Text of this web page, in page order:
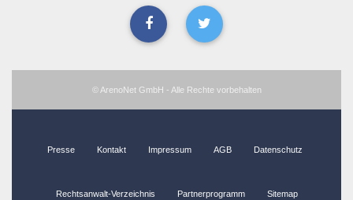
© ArenoNet GmbH - Alle Rechte vorbehalten
Presse Kontakt Impressum AGB Datenschutz
Rechtsanwalt-Verzeichnis Partnerprogramm Sitemap